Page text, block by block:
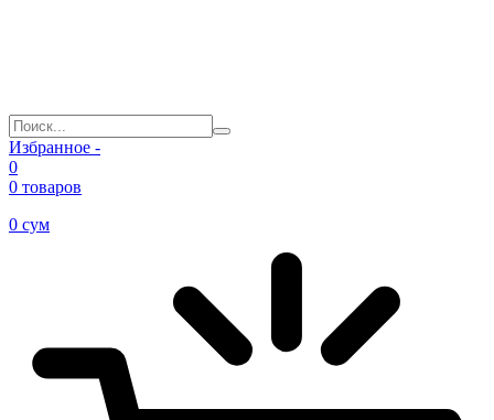
Избранное -
0
0 товаров
0 сум